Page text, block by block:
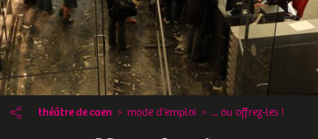
théâtre de caen mode d'emploi ... ou offrez-les !